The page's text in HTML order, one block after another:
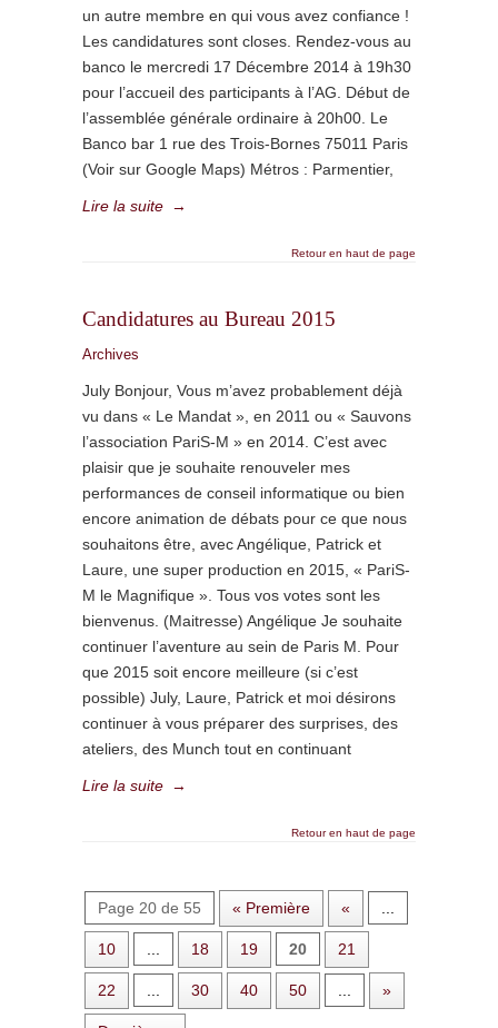
un autre membre en qui vous avez confiance !
Les candidatures sont closes. Rendez-vous au
banco le mercredi 17 Décembre 2014 à 19h30
pour l’accueil des participants à l’AG. Début de
l’assemblée générale ordinaire à 20h00. Le
Banco bar 1 rue des Trois-Bornes 75011 Paris
(Voir sur Google Maps) Métros : Parmentier,
Lire la suite →
Retour en haut de page
Candidatures au Bureau 2015
Archives
July Bonjour, Vous m’avez probablement déjà
vu dans « Le Mandat », en 2011 ou « Sauvons
l’association PariS-M » en 2014. C’est avec
plaisir que je souhaite renouveler mes
performances de conseil informatique ou bien
encore animation de débats pour ce que nous
souhaitons être, avec Angélique, Patrick et
Laure, une super production en 2015, « PariS-
M le Magnifique ». Tous vos votes sont les
bienvenus. (Maitresse) Angélique Je souhaite
continuer l’aventure au sein de Paris M. Pour
que 2015 soit encore meilleure (si c’est
possible) July, Laure, Patrick et moi désirons
continuer à vous préparer des surprises, des
ateliers, des Munch tout en continuant
Lire la suite →
Retour en haut de page
Page 20 de 55 « Première «
10 18 19 20 21
22 30 40 50 »